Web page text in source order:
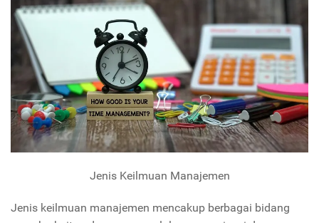
Jenis Keilmuan Manajemen
Jenis keilmuan manajemen mencakup berbagai bidang